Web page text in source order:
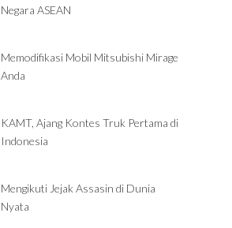
Negara ASEAN
Memodifikasi Mobil Mitsubishi Mirage
Anda
KAMT, Ajang Kontes Truk Pertama di
Indonesia
Mengikuti Jejak Assasin di Dunia
Nyata